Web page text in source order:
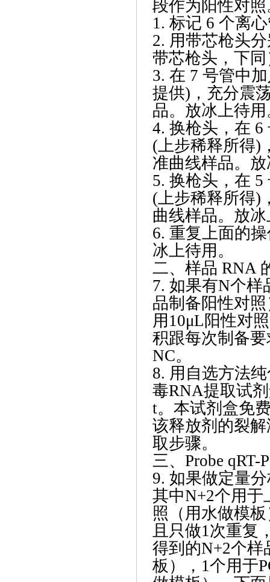
段作为阳性对照
1. 标记 6 个离
2. 用带芯枪头
带芯枪头，下
3. 在 7 号管中
提供)，充分震
品。放冰上待用
4. 换枪头，在 6
(上步稀释所得)
准曲线样品。
5. 换枪头，在 5
(上步稀释所得)
曲线样品。放
6. 重复上面的
冰上待用。
二、样品 RNA
7. 如果有N个样
品制备阳性对
用10μL阳性对
积跟每次制备
NC。
8. 用自选方法
毒RNA提取试
t。本试剂盒免
该释放剂的裂
取步骤。
三、 Probe
9. 如果做定量
其中N+2个用于
照（用水做模
且只做1次重复
得到的N+2个样
板），1个用于